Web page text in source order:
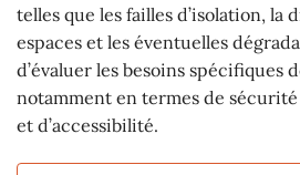
telles que les failles d’isolation, la
espaces et les éventuelles
d’évaluer les besoins spécifiques
notamment en termes de sécurité
et d’accessibilité.